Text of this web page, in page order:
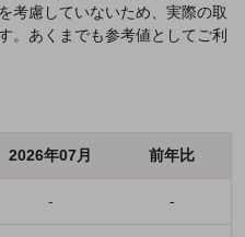
考慮していないため、実際の取
。あくまでも参考値としてご利
2026年07月 前年比
- -